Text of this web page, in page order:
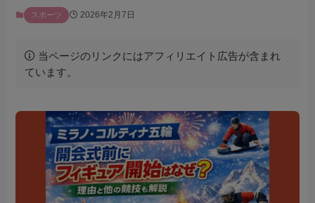
スポーツ 2026年2月7日
当ページのリンクにはアフィリエイト広告が含まれ
ています。